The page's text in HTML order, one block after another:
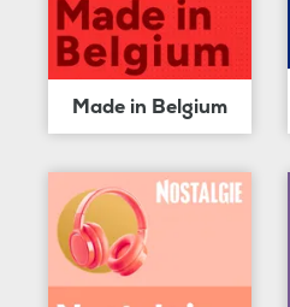
Made in Belgium